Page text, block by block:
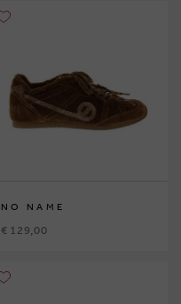
NO NAME
€ 129,00